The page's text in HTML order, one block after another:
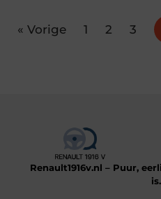
« Vorige 1 2 3
Renault1916v.nl – Puur,
is.